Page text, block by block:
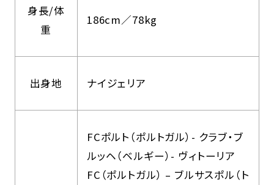
身長/体
重
186cm／78kg
出身地 ナイジェリア
FCポルト（ポルトガル）- クラブ・ブ
ルッヘ（ベルギー）- ヴィトーリア
FC（ポルトガル） – ブルサスポル（ト